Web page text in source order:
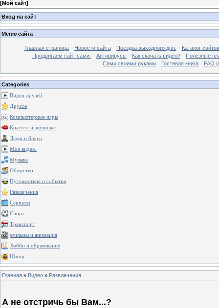
[Мой сайт]
Вход на сайт
Меню сайта
Главная страница Новости сайта Поездка выходного дня.
Каталог сайтов
Продвигаем сайт сами.
Антивирусы Как скачать видео?
Полезные
Сами своими руками
Гостевая книга FAQ
Categories
Видео друзей
Другое
Компьютерные игры
Красота и здоровье
Люди и блоги
Мое видео.
Музыка
Общество
Путешествия и события
Развлечения
Сериалы
Спорт
Транспорт
Фильмы и анимация
Хобби и образование
Юмор
Главная » Видео » Развлечения
А не отстричь бы Вам...?